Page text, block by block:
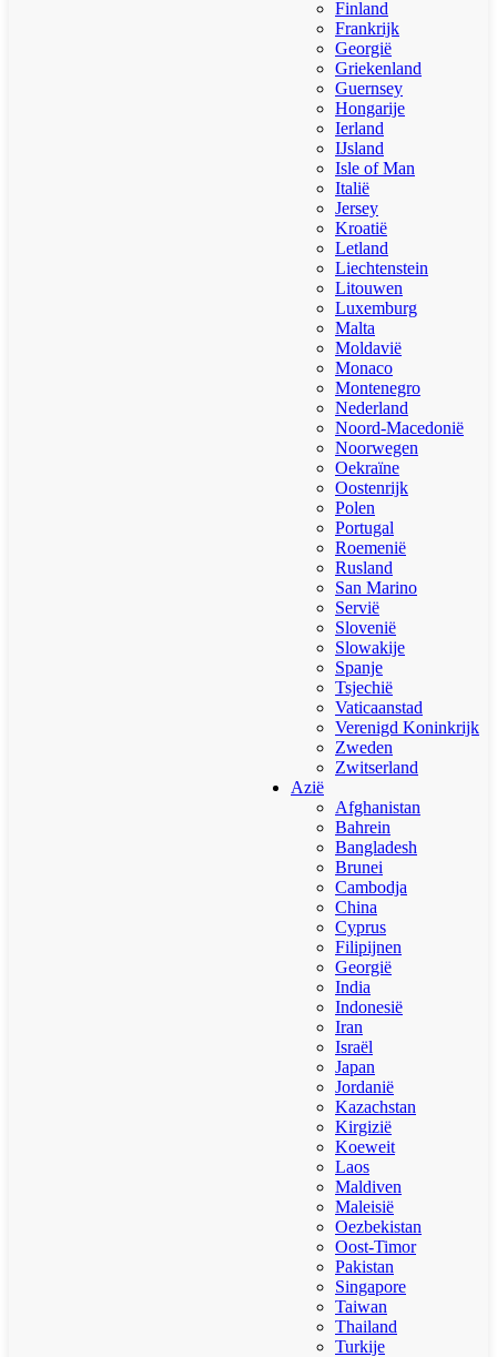
Finland
Frankrijk
Georgië
Griekenland
Guernsey
Hongarije
Ierland
IJsland
Isle of Man
Italië
Jersey
Kroatië
Letland
Liechtenstein
Litouwen
Luxemburg
Malta
Moldavië
Monaco
Montenegro
Nederland
Noord-Macedonië
Noorwegen
Oekraïne
Oostenrijk
Polen
Portugal
Roemenië
Rusland
San Marino
Servië
Slovenië
Slowakije
Spanje
Tsjechië
Vaticaanstad
Verenigd Koninkrijk
Zweden
Zwitserland
Azië
Afghanistan
Bahrein
Bangladesh
Brunei
Cambodja
China
Cyprus
Filipijnen
Georgië
India
Indonesië
Iran
Israël
Japan
Jordanië
Kazachstan
Kirgizië
Koeweit
Laos
Maldiven
Maleisië
Oezbekistan
Oost-Timor
Pakistan
Singapore
Taiwan
Thailand
Turkije